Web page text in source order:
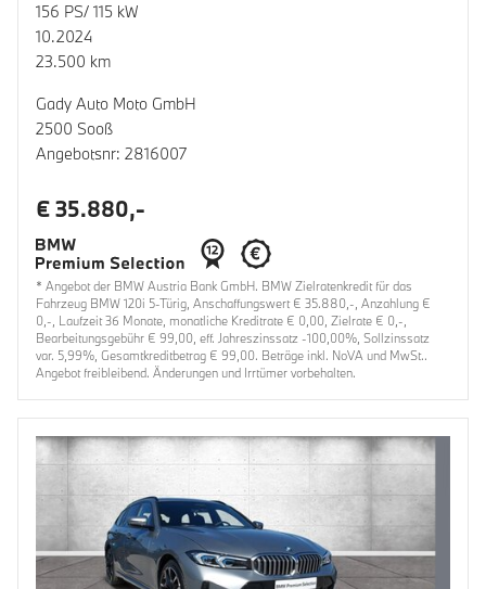
156 PS/ 115 kW
10.2024
23.500 km
Gady Auto Moto GmbH
2500 Sooß
Angebotsnr: 2816007
€ 35.880,-
* Angebot der BMW Austria Bank GmbH. BMW Zielratenkredit für das
Fahrzeug BMW 120i 5-Türig, Anschaffungswert € 35.880,-, Anzahlung €
0,-, Laufzeit 36 Monate, monatliche Kreditrate € 0,00, Zielrate € 0,-,
Bearbeitungsgebühr € 99,00, eff. Jahreszinssatz -100,00%, Sollzinssatz
var. 5,99%, Gesamtkreditbetrag € 99,00. Beträge inkl. NoVA und MwSt..
Angebot freibleibend. Änderungen und Irrtümer vorbehalten.